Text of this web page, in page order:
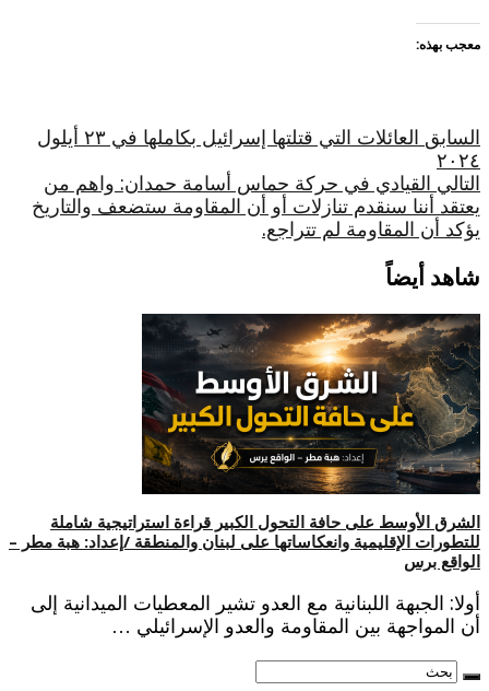
معجب بهذه:
السابق
العائلات التي قتلتها إسرائيل بكاملها في ٢٣ أيلول
٢٠٢٤
التالي القيادي في حركة حماس أسامة حمدان: واهم من
يعتقد أننا سنقدم تنازلات أو أن المقاومة ستضعف والتاريخ
يؤكد أن المقاومة لم تتراجع.
شاهد أيضاً
الشرق الأوسط على حافة التحول الكبير قراءة استراتيجية شاملة
للتطورات الإقليمية وانعكاساتها على لبنان والمنطقة /إعداد: هبة مطر –
الواقع برس
أولا: الجبهة اللبنانية مع العدو تشير المعطيات الميدانية إلى
أن المواجهة بين المقاومة والعدو الإسرائيلي …